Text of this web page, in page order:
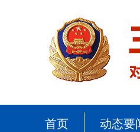
首页 动态要